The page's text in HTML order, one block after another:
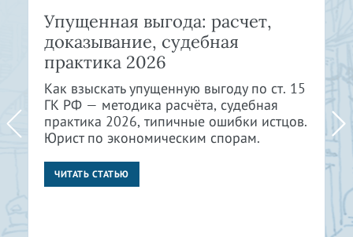
Упущенная выгода: расчет,
доказывание, судебная
практика 2026
Как взыскать упущенную выгоду по ст. 15
ГК РФ — методика расчёта, судебная
практика 2026, типичные ошибки истцов.
Юрист по экономическим спорам.
ЧИТАТЬ СТАТЬЮ